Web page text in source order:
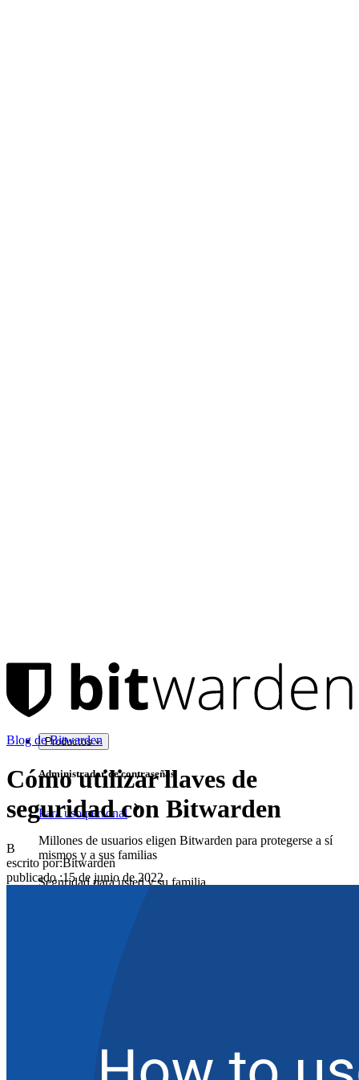
Productos
Administrador de contraseñas
Para uso personal
Millones de usuarios eligen Bitwarden para protegerse a sí
mismos y a sus familias
Seguridad para usted y su familia
Para uso profesional
Productos para Desarrolladores
Blog de Bitwarden
Cómo utilizar llaves de
seguridad con Bitwarden
B
escrito por:Bitwarden
publicado:15 de junio de 2022